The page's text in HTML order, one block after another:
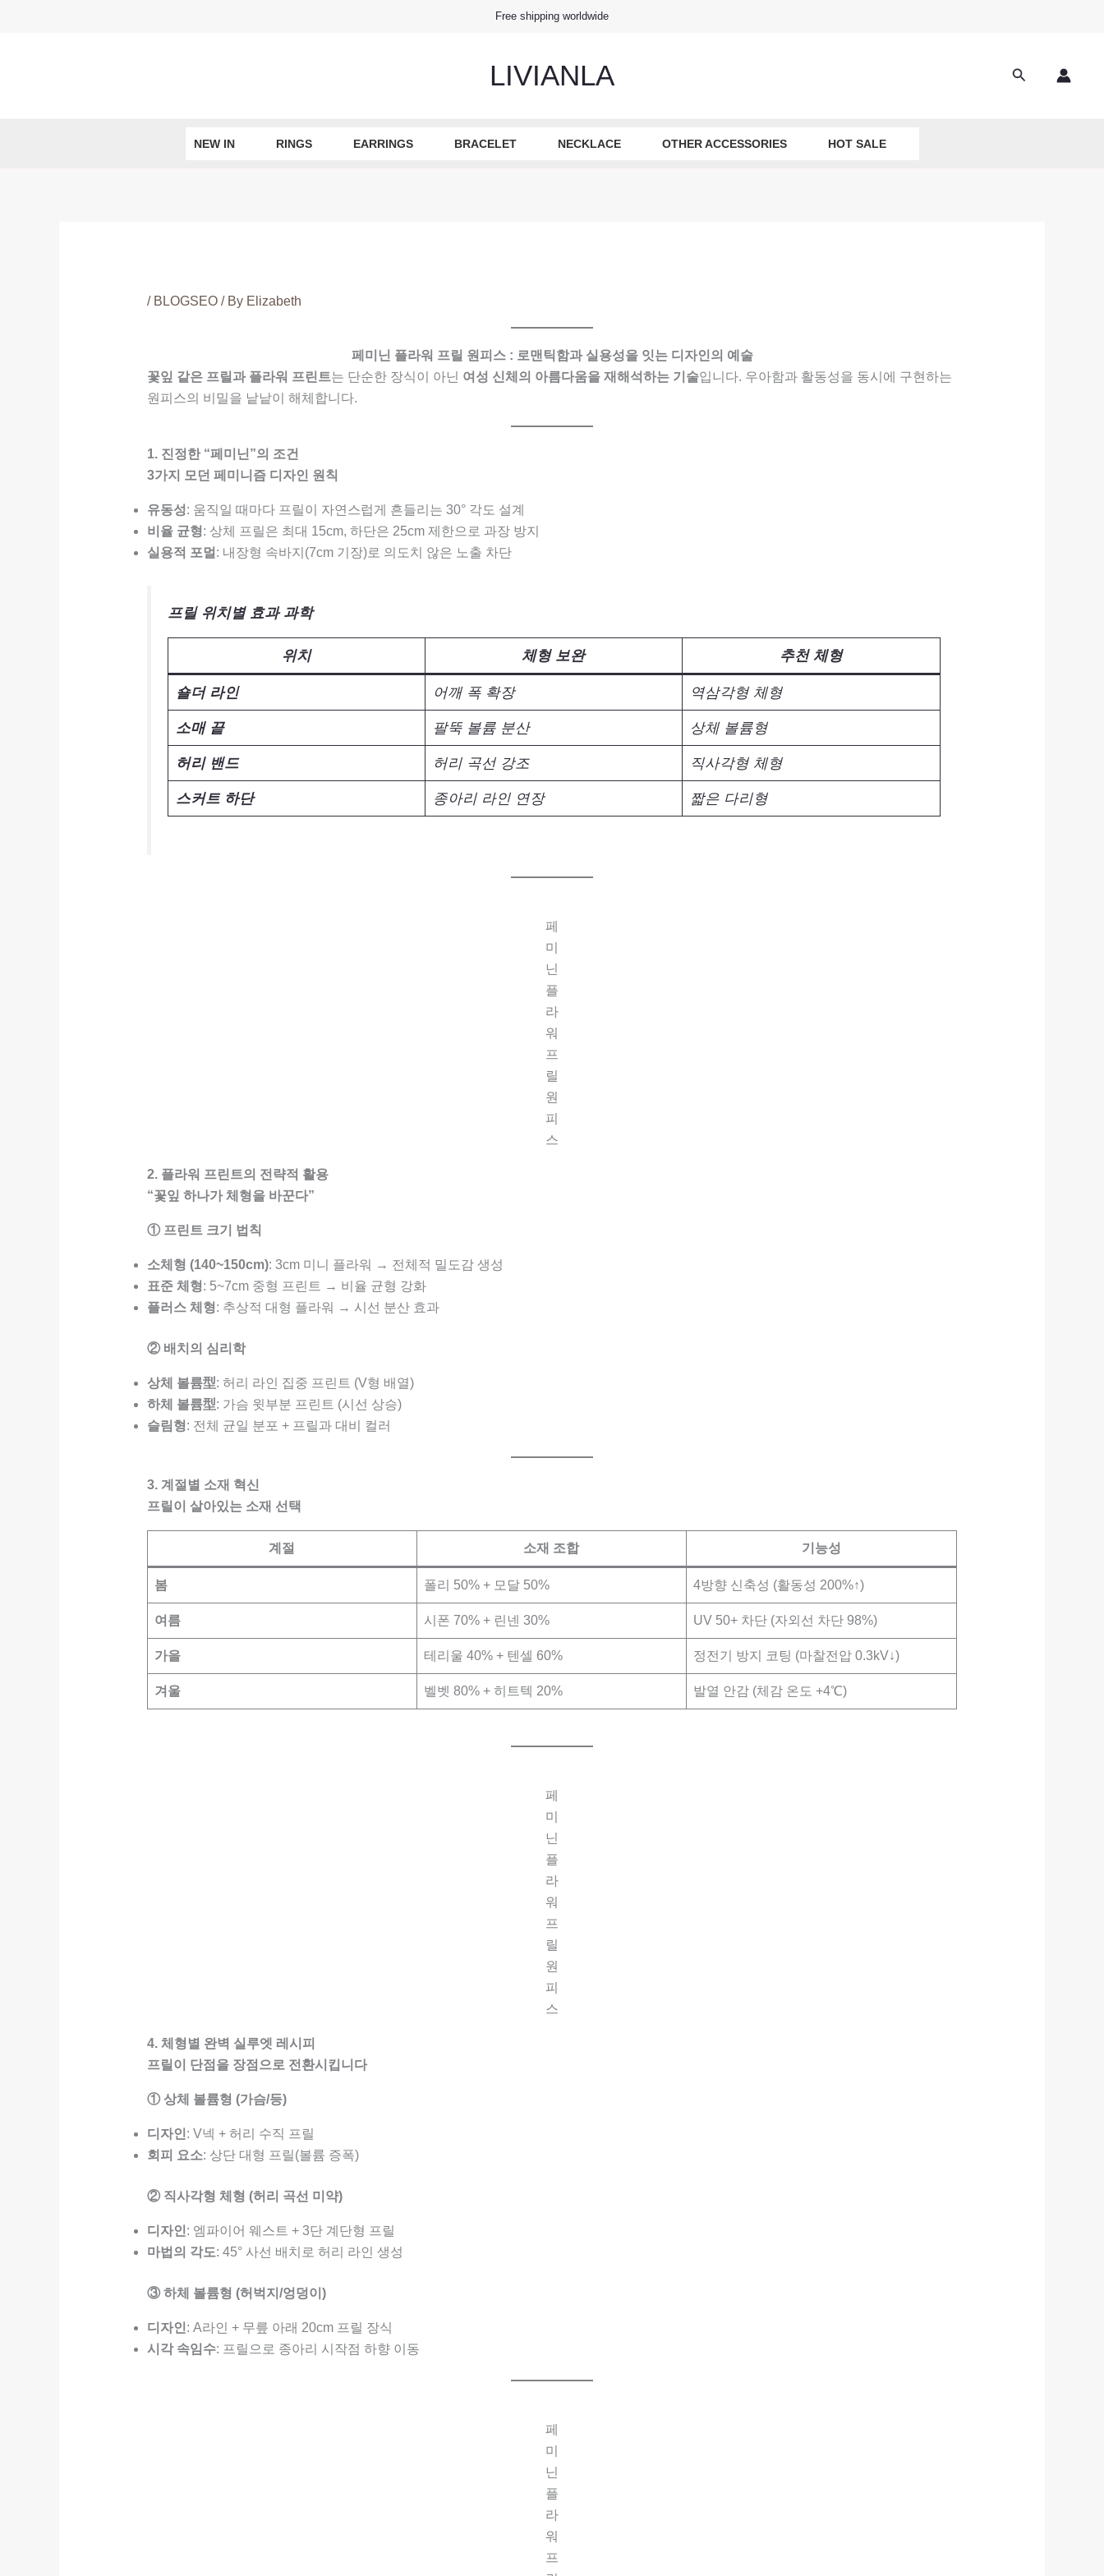
Free shipping worldwide
LIVIANLA Search
NEW IN RINGS EARRINGS BRACELET NECKLACE OTHER ACCESSORIES HOT SALE
/ BLOGSEO/ By Elizabeth
페미닌 플라워 프릴 원피스 : 로맨틱함과 실용성을 잇는 디자인의 예술
꽃잎 같은 프릴과 플라워 프린트는 단순한 장식이 아닌 여성 신체의 아름다움을 재해석하는 기술입니다. 우아함과 활동성을 동시에 구현하는
원피스의 비밀을 낱낱이 해체합니다.
1. 진정한 “페미닌”의 조건
3가지 모던 페미니즘 디자인 원칙
유동성: 움직일 때마다 프릴이 자연스럽게 흔들리는 30° 각도 설계
비율 균형: 상체 프릴은 최대 15cm, 하단은 25cm 제한으로 과장 방지
실용적 포멀: 내장형 속바지(7cm 기장)로 의도치 않은 노출 차단
프릴 위치별 효과 과학
위치 체형 보완 추천 체형
숄더 라인 어깨 폭 확장 역삼각형 체형
소매 끝 팔뚝 볼륨 분산 상체 볼륨형
허리 밴드 허리 곡선 강조 직사각형 체형
스커트 하단 종아리 라인 연장 짧은 다리형
페
미
닌
플
라
워
프
릴
원
피
스
2. 플라워 프린트의 전략적 활용
“꽃잎 하나가 체형을 바꾼다”
① 프린트 크기 법칙
소체형 (140~150cm): 3cm 미니 플라워 → 전체적 밀도감 생성
표준 체형: 5~7cm 중형 프린트 → 비율 균형 강화
플러스 체형: 추상적 대형 플라워 → 시선 분산 효과
② 배치의 심리학
상체 볼륨型: 허리 라인 집중 프린트 (V형 배열)
하체 볼륨型: 가슴 윗부분 프린트 (시선 상승)
슬림형: 전체 균일 분포 + 프릴과 대비 컬러
3. 계절별 소재 혁신
프릴이 살아있는 소재 선택
계절 소재 조합 기능성
봄 폴리 50% + 모달 50% 4방향 신축성 (활동성 200%↑)
여름 시폰 70% + 린넨 30% UV 50+ 차단 (자외선 차단 98%)
가을 테리울 40% + 텐셀 60% 정전기 방지 코팅 (마찰전압 0.3kV↓)
겨울 벨벳 80% + 히트텍 20% 발열 안감 (체감 온도 +4℃)
페
미
닌
플
라
워
프
릴
원
피
스
4. 체형별 완벽 실루엣 레시피
프릴이 단점을 장점으로 전환시킵니다
① 상체 볼륨형 (가슴/등)
디자인 : V넥 + 허리 수직 프릴
회피 요소: 상단 대형 프릴(볼륨 증폭)
② 직사각형 체형 (허리 곡선 미약)
디자인 : 엠파이어 웨스트 + 3단 계단형 프릴
마법의 각도: 45° 사선 배치로 허리 라인 생성
③ 하체 볼륨형 (허벅지/엉덩이)
디자인 : A라인 + 무릎 아래 20cm 프릴 장식
시각 속임수: 프릴으로 종아리 시작점 하향 이동
페
미
닌
플
라
워
프